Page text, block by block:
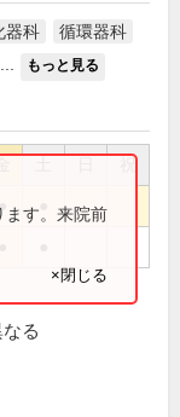
器科
循環器科
もっと見る
祝
●ます。来院前
×閉じる
る